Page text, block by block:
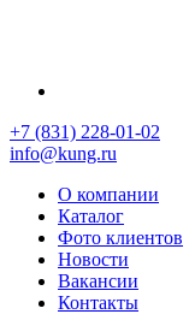
+7 (831) 228-01-02
info@kung.ru
О компании
Каталог
Фото клиентов
Новости
Вакансии
Контакты